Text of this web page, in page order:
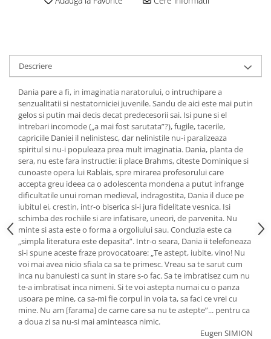
Descriere
Dania pare a fi, in imaginatia naratorului, o intruchipare a
senzualitatii si nestatorniciei juvenile. Sandu de aici este mai putin
gelos si putin mai decis decat predecesorii sai. Isi pune si el
intrebari incomode („a mai fost sarutata”?), fugile, tacerile,
capriciile Daniei il nelinistesc, dar nelinistile nu-i paralizeaza
spiritul si nu-i populeaza prea mult imaginatia. Dania, planta de
sera, nu este fara instructie: ii place Brahms, citeste Dominique si
cunoaste opera lui Rablais, spre mirarea profesorului care
accepta greu ideea ca o adolescenta mondena a putut infrange
dificultatile unui roman medieval, indragostita, Dania il duce pe
iubitul ei, crestin, intr-o biserica si-i jura fidelitate vesnica. Isi
schimba des rochiile si are infatisare, uneori, de parvenita. Nu
minte si asta este o forma a orgoliului sau. Concluzia este ca
„simpla literatura este depasita”. Intr-o seara, Dania ii telefoneaza
si-i spune aceste fraze provocatoare: „Te astept, iubite, vino! Nu
voi mai avea nicio sfiala ca sa te primesc. Vreau sa te sarut cum
inca nu banuiesti ca sunt in stare s-o fac. Sa te imbratisez cum nu
te-a imbratisat inca nimeni. Si te voi astepta numai cu o panza
usoara pe mine, ca sa-mi fie corpul in voia ta, sa faci ce vrei cu
mine. Nu am [farama] de carne care sa nu te astepte”... pentru ca
a doua zi sa nu-si mai aminteasca nimic.
Eugen SIMION